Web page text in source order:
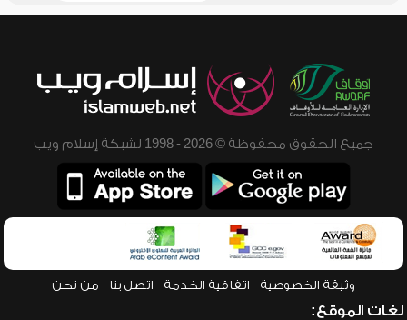
جميع الحقوق محفوظة © 2026 - 1998 لشبكة إسلام ويب
وثيقة الخصوصية اتفاقية الخدمة اتصل بنا من نحن
لغات الموقع: